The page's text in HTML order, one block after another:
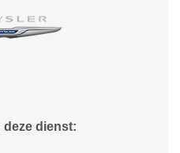
deze dienst: